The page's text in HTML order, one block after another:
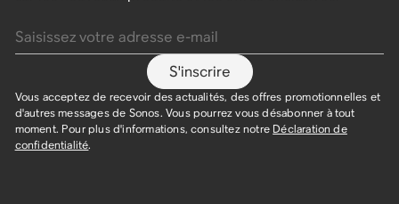
S'inscrire
Vous acceptez de recevoir des actualités, des offres promotionnelles et
d'autres messages de Sonos. Vous pourrez vous désabonner à tout
moment. Pour plus d'informations, consultez notre Déclaration de
confidentialité.